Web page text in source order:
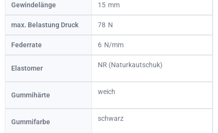
Gewindelänge 15
max. Belastung Druck 78
Federrate 6
Elastomer NR (Naturkautschuk)
Gummihärte weich
Gummifarbe schwarz